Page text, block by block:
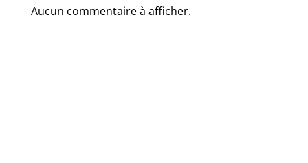
Aucun commentaire à afficher.